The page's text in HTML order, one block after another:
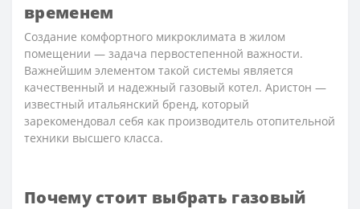
временем
Создание комфортного микроклимата в жилом
помещении — задача первостепенной важности.
Важнейшим элементом такой системы является
качественный и надежный газовый котел. Аристон —
известный итальянский бренд, который
зарекомендовал себя как производитель отопительной
техники высшего класса.
Почему стоит выбрать газовый